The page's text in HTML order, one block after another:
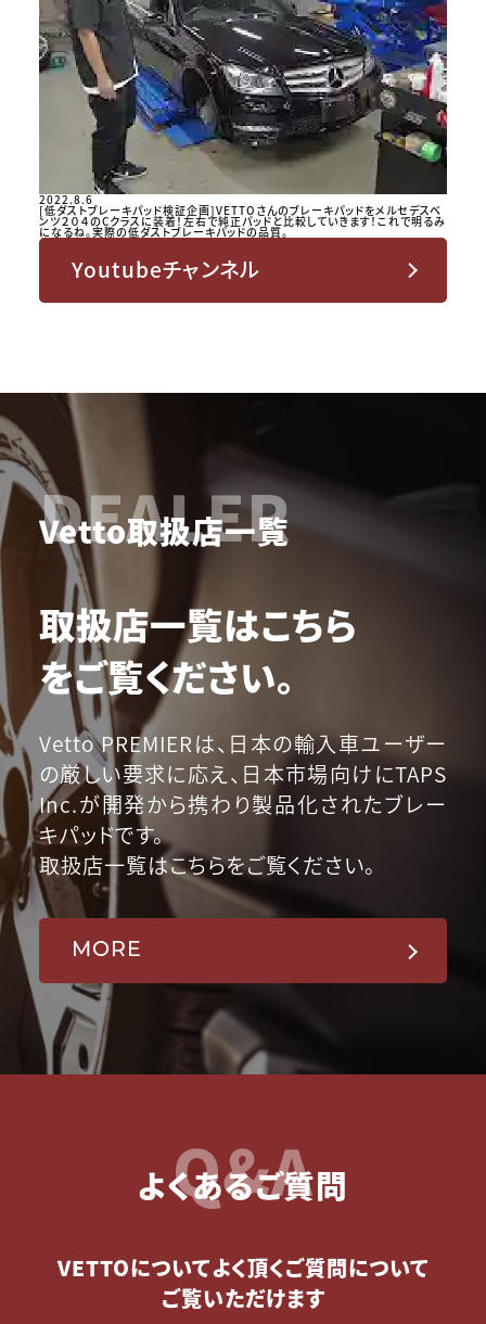
2022.8.6
[低ダストブレーキパッド検証企画]VETTOさんのブレーキパッドをメルセデスベ
ンツ２０４のCクラスに装着！左右で純正パッドと比較していきます！これで明るみ
になるね。実際の低ダストブレーキパッドの品質。
Youtubeチャンネル
DEALER
Vetto取扱店一覧
取扱店一覧はこちら
をご覧ください。
Vetto PREMIERは、日本の輸入車ユーザー
の厳しい要求に応え、日本市場向けにTAPS
Inc.が開発から携わり製品化されたブレー
キパッドです。
取扱店一覧はこちらをご覧ください。
MORE
Q&A
よくあるご質問
VETTOについてよく頂くご質問について
ご覧いただけます